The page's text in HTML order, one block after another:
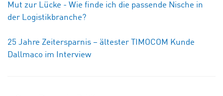
Mut zur Lücke - Wie finde ich die passende Nische in
der Logistikbranche?
25 Jahre Zeitersparnis – ältester TIMOCOM Kunde
Dallmaco im Interview